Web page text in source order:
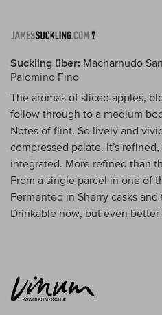
Suckling über: Macharnudo
Palomino Fino
The aromas of sliced apples,
follow through to a medium
Notes of flint. So lively and
compressed palate. It’s
integrated. More refined than
From a single parcel in one of
Fermented in Sherry casks
Drinkable now, but even